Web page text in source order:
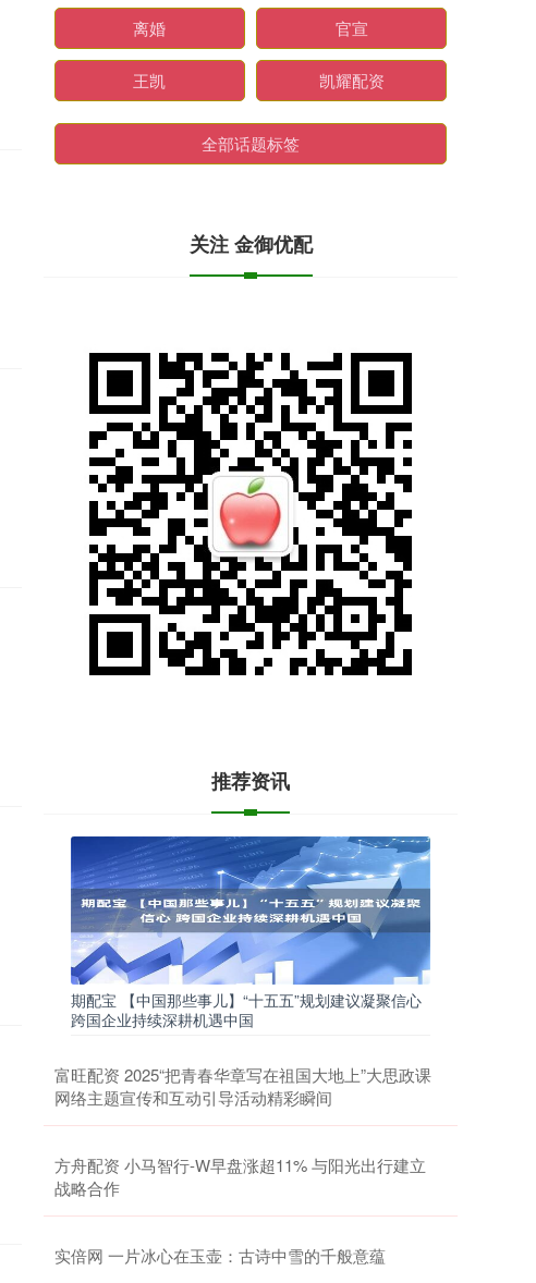
离婚 官宣
王凯 凯耀配资
全部话题标签
关注 金御优配
推荐资讯
期配宝 【中国那些事儿】“十五五”规划建议凝聚信心
跨国企业持续深耕机遇中国
富旺配资 2025“把青春华章写在祖国大地上”大思政课
网络主题宣传和互动引导活动精彩瞬间
方舟配资 小马智行-W早盘涨超11% 与阳光出行建立
战略合作
实倍网 一片冰心在玉壶：古诗中雪的千般意蕴